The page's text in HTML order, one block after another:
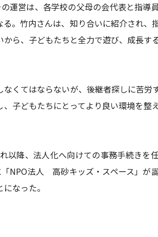
運営は、各学校の父母の会代表と指導
。竹内さんは、知り合いに紹介され、
ら、子どもたちと全力で遊び、成長す
くてはならないが、後継者探しに苦労
子どもたちにとってより良い環境を整
以降、法人化へ向けての事務手続きを
NPO法人 高砂キッズ・スペース」が
なった。